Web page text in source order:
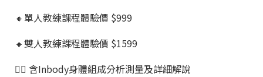
🔸單人教練課程體驗價 $999
🔸雙人教練課程體驗價 $1599
👉🏼 含Inbody身體組成分析測量及詳細解說